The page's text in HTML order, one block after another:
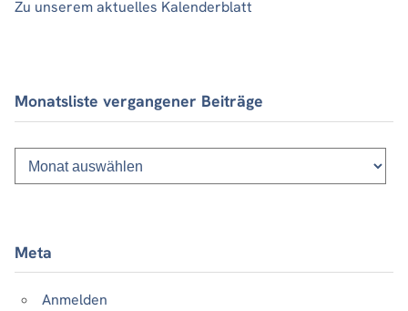
Zu unserem aktuelles Kalenderblatt
Monatsliste vergangener Beiträge
Monatsliste
vergangener
Beiträge
Meta
Anmelden